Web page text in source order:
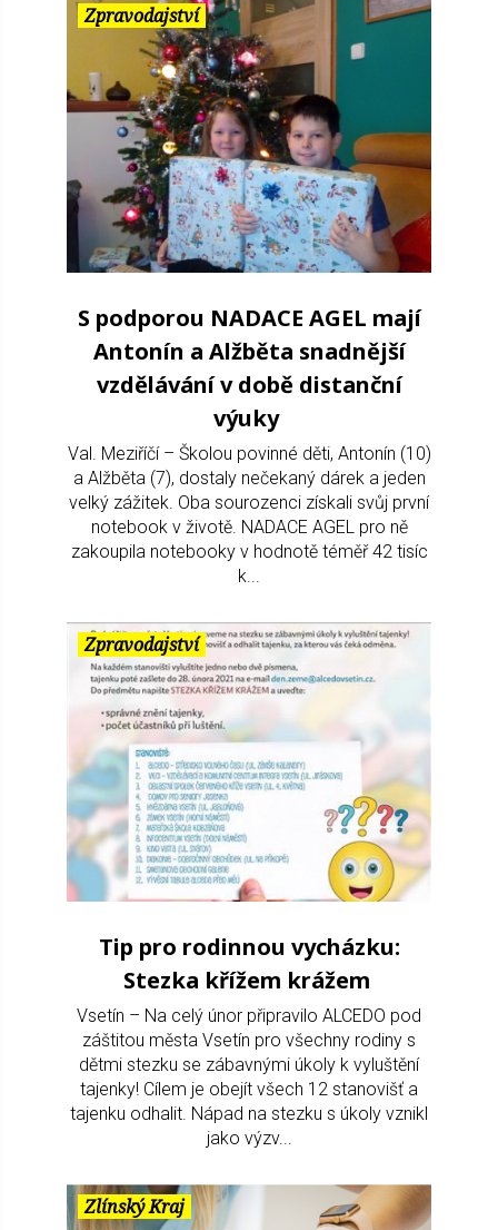
Zpravodajství
S podporou NADACE AGEL mají
Antonín a Alžběta snadnější
vzdělávání v době distanční
výuky
Val. Meziříčí – Školou povinné děti, Antonín (10)
a Alžběta (7), dostaly nečekaný dárek a jeden
velký zážitek. Oba sourozenci získali svůj první
notebook v životě. NADACE AGEL pro ně
zakoupila notebooky v hodnotě téměř 42 tisíc
k...
Zpravodajství
Tip pro rodinnou vycházku:
Stezka křížem krážem
Vsetín – Na celý únor připravilo ALCEDO pod
záštitou města Vsetín pro všechny rodiny s
dětmi stezku se zábavnými úkoly k vyluštění
tajenky! Cílem je obejít všech 12 stanovišť a
tajenku odhalit. Nápad na stezku s úkoly vznikl
jako výzv...
Zlínský Kraj